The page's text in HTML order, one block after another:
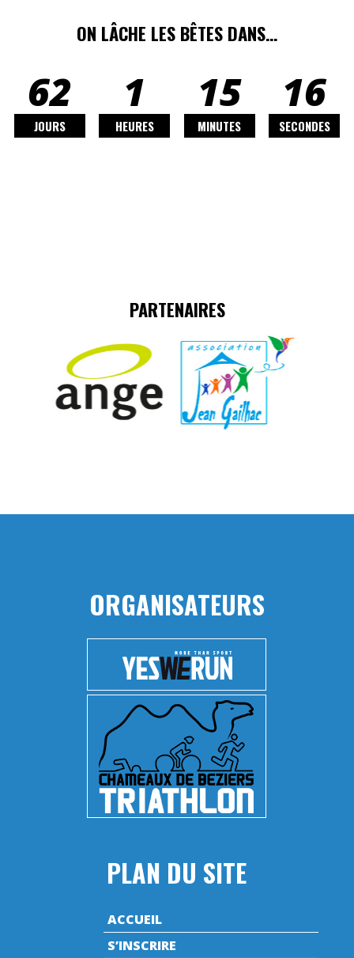
ON LÂCHE LES BÊTES DANS…
62
JOURS
1
HEURES
15
MINUTES
15
SECONDES
PARTENAIRES
ORGANISATEURS
PLAN DU SITE
ACCUEIL
S’INSCRIRE